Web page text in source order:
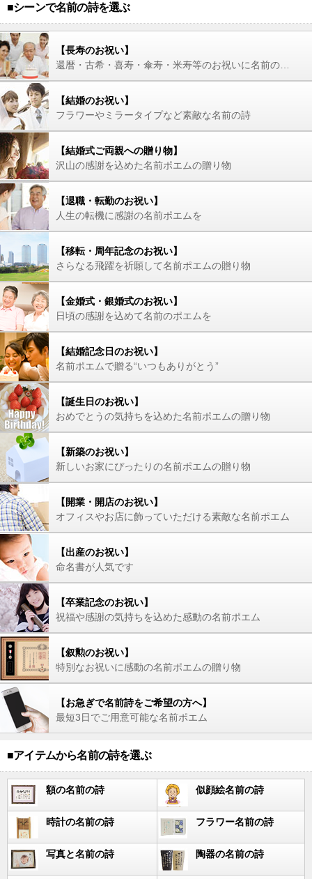
■シーンで名前の詩を選ぶ
【長寿のお祝い】
【結婚のお祝い】
フラワーやミラータイプなど素敵な名前の詩
【結婚式ご両親への贈り物】
沢山の感謝を込めた名前ポエムの贈り物
【退職・転勤のお祝い】
人生の転機に感謝の名前ポエムを
【移転・周年記念のお祝い】
さらなる飛躍を祈願して名前ポエムの贈り物
【金婚式・銀婚式のお祝い】
日頃の感謝を込めて名前のポエムを
【結婚記念日のお祝い】
名前ポエムで贈る“いつもありがとう”
【誕生日のお祝い】
おめでとうの気持ちを込めた名前ポエムの贈り物
【新築のお祝い】
新しいお家にぴったりの名前ポエムの贈り物
【開業・開店のお祝い】
オフィスやお店に飾っていただける素敵な名前ポエム
【出産のお祝い】
命名書が人気です
【卒業記念のお祝い】
祝福や感謝の気持ちを込めた感動の名前ポエム
【叙勲のお祝い】
特別なお祝いに感動の名前ポエムの贈り物
【お急ぎで名前詩をご希望の方へ】
最短3日でご用意可能な名前ポエム
■アイテムから名前の詩を選ぶ
額の名前の詩 似顔絵名前の詩
時計の名前の詩 フラワー名前の詩
写真と名前の詩 陶器の名前の詩